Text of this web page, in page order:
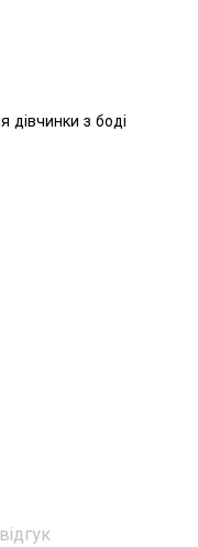
дівчинки з боді